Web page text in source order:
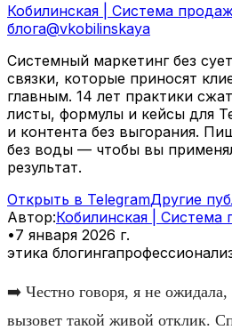
Кобилинская | Система
блога@vkobilinskaya
Системный маркетинг без
связки, которые приносят
главным. 14 лет практики
листы, формулы и кейсы для
и контента без выгорания.
без воды — чтобы вы
результат.
Открыть в TelegramДругие
Автор:Кобилинская | Система
•7 января 2026 г.
этика блогинга
➡️ Честно говоря, я не
вызовет такой живой отклик.